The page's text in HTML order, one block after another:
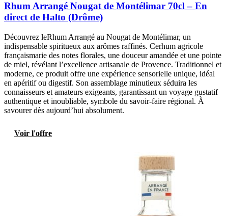
Rhum Arrangé Nougat de Montélimar 70cl – En
direct de Halto (Drôme)
Découvrez leRhum Arrangé au Nougat de Montélimar, un
indispensable spiritueux aux arômes raffinés. Cerhum agricole
françaismarie des notes florales, une douceur amandée et une pointe
de miel, révélant l’excellence artisanale de Provence. Traditionnel et
moderne, ce produit offre une expérience sensorielle unique, idéal
en apéritif ou digestif. Son assemblage minutieux séduira les
connaisseurs et amateurs exigeants, garantissant un voyage gustatif
authentique et inoubliable, symbole du savoir-faire régional. À
savourer dès aujourd’hui absolument.
Voir l'offre